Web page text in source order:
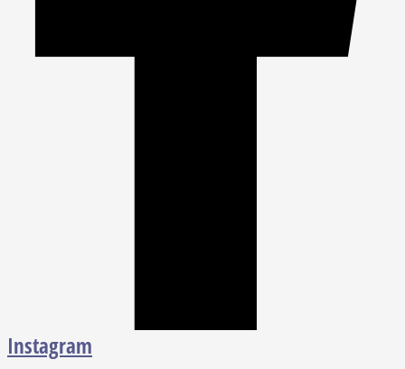
Instagram